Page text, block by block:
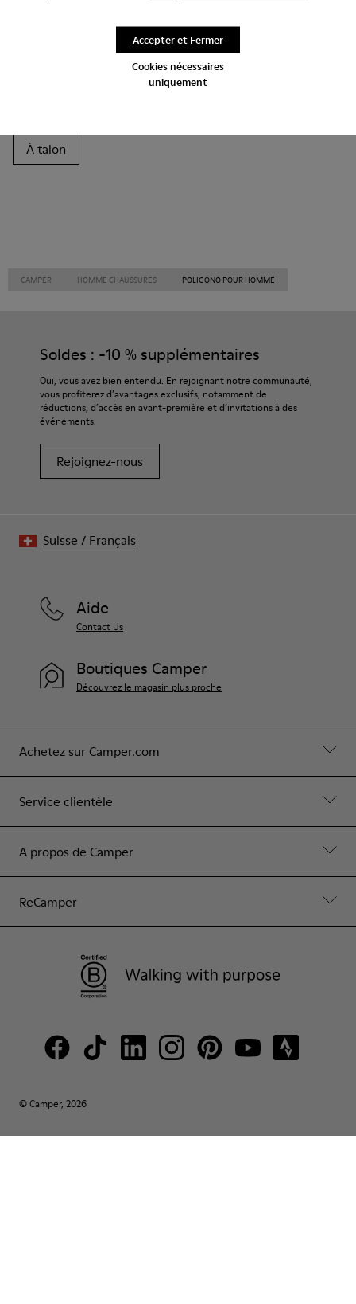
Cookies nécessaires
uniquement
Accepter et Fermer
Bottes
Chaussures plates
Baskets
À talon
CAMPER HOMME CHAUSSURES POLIGONO POUR HOMME
Soldes : -10 % supplémentaires
Oui, vous avez bien entendu. En rejoignant notre communauté,
vous profiterez d’avantages exclusifs, notamment de
réductions, d’accès en avant-première et d’invitations à des
événements.
Rejoignez-nous
Achetez sur Camper.com
Service clientèle
A propos de Camper
ReCamper
Aide
Contact Us
Boutiques Camper
Découvrez le magasin plus proche
© Camper, 2026
Suisse / Français